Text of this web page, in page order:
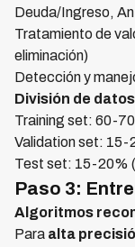
Deuda/Ingreso,
Tratamiento de
eliminación)
Detección y
División de
Training set: 60-
Validation set: 15-
Test set: 15-20%
Paso 3:
Algoritmos
Para alta